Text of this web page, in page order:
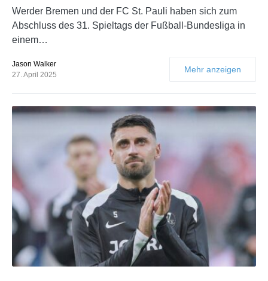
Werder Bremen und der FC St. Pauli haben sich zum
Abschluss des 31. Spieltags der Fußball-Bundesliga in
einem…
Jason Walker
27. April 2025
Mehr anzeigen